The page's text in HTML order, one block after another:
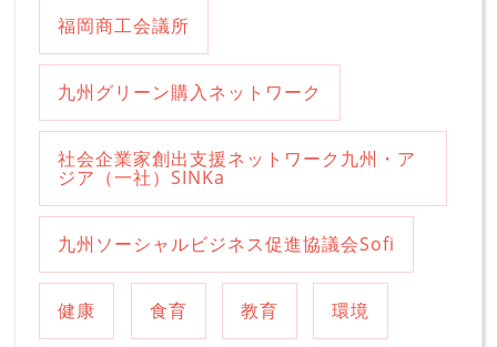
福岡商工会議所
九州グリーン購入ネットワーク
社会企業家創出支援ネットワーク九州・ア
ジア（一社）SINKa
九州ソーシャルビジネス促進協議会Sofi
健康 食育 教育 環境